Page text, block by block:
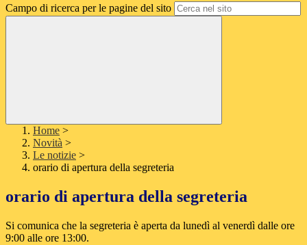
Campo di ricerca per le pagine del sito
Home >
Novità >
Le notizie >
orario di apertura della segreteria
orario di apertura della segreteria
Si comunica che la segreteria è aperta da lunedì al venerdì dalle ore
9:00 alle ore 13:00.